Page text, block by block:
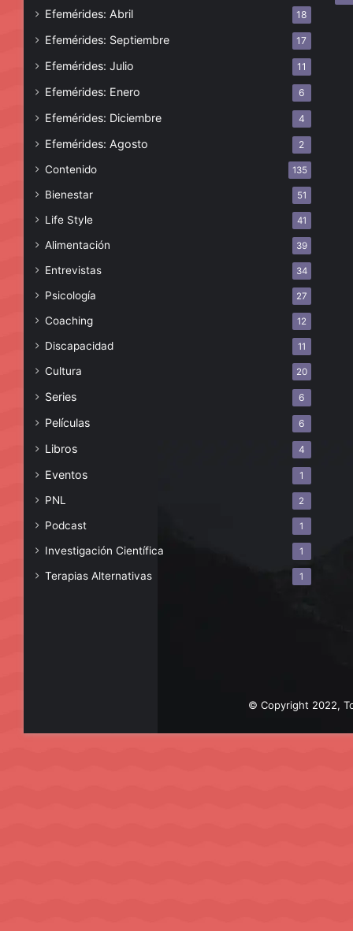
Efemérides: Abril 18
Efemérides: Septiembre 17
Efemérides: Julio 11
Efemérides: Enero 6
Efemérides: Diciembre 4
Efemérides: Agosto 2
Contenido 135
Bienestar 51
Life Style 41
Alimentación 39
Entrevistas 34
Psicología 27
Coaching 12
Discapacidad 11
Cultura 20
Series 6
Películas 6
Libros 4
Eventos 1
PNL 2
Podcast 1
Investigación Científica 1
Terapias Alternativas 1
© Copyright 2022,